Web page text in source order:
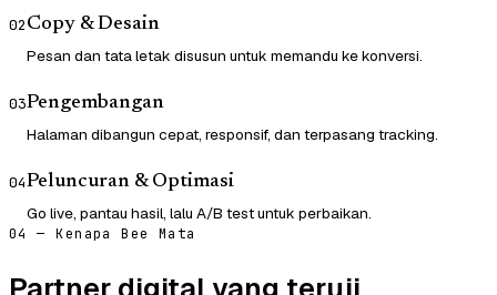
02Copy & Desain
Pesan dan tata letak disusun untuk memandu ke konversi.
03Pengembangan
Halaman dibangun cepat, responsif, dan terpasang tracking.
04Peluncuran & Optimasi
Go live, pantau hasil, lalu A/B test untuk perbaikan.
04 — Kenapa Bee Mata